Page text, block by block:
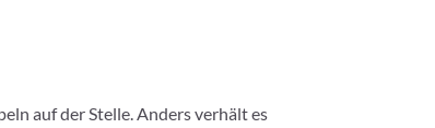
auf der Stelle. Anders verhält es